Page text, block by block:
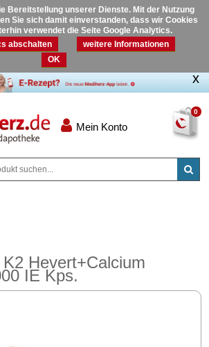
Bereitstellung unserer Dienste. Mit der Nutzung
Sie sich damit einverstanden, dass wir Cookies
verwendet die Seite Google Analytics.
abschalten
weitere Informationen
OK
0
Mein Konto
Hevert+Calcium
IE Kps.